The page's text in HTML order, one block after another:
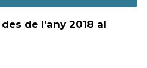
de l’any 2018 al